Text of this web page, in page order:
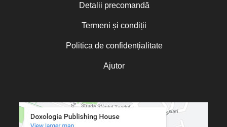
Detalii precomandă
Termeni și condiții
Politica de confidențialitate
Ajutor